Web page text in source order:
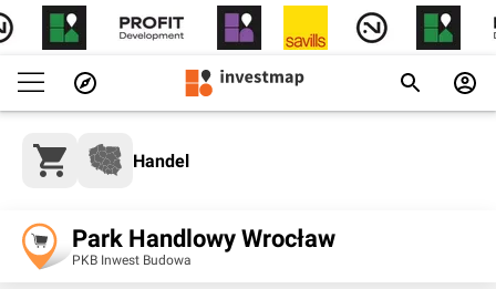
Handel
Park Handlowy Wrocław
PKB Inwest Budowa